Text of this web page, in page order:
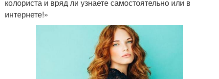
колориста и вряд ли узнаете самостоятельно или в
интернете!»